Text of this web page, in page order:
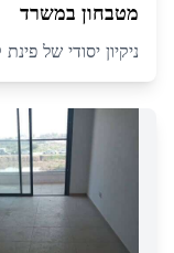
מטבחון במשרד
ניקיון יסודי של